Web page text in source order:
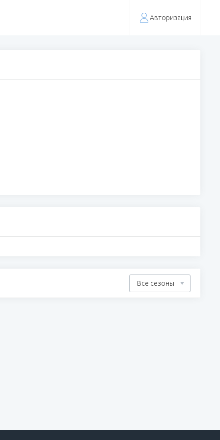
Авторизация
Все сезоны